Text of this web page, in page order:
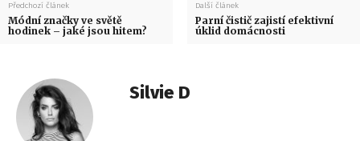
Předchozí článek
Módní značky ve světě
hodinek – jaké jsou hitem?
Další článek
Parní čistič zajistí efektivní
úklid domácnosti
Silvie D